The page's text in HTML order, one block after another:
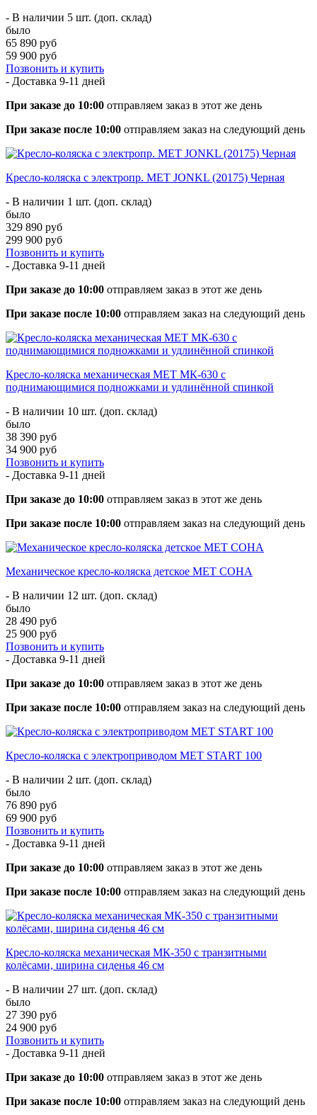
- В наличии 5 шт. (доп. склад)
было
65 890 руб
59 900 руб
Позвонить и купить
- Доставка 9-11 дней
При заказе до 10:00 отправляем заказ в этот же день
При заказе после 10:00 отправляем заказ на следующий день
Кресло-коляска с электропр. MET JONKL (20175) Черная
- В наличии 1 шт. (доп. склад)
было
329 890 руб
299 900 руб
Позвонить и купить
- Доставка 9-11 дней
При заказе до 10:00 отправляем заказ в этот же день
При заказе после 10:00 отправляем заказ на следующий день
Кресло-коляска механическая МЕТ МК-630 c
поднимающимися подножками и удлинённой спинкой
- В наличии 10 шт. (доп. склад)
было
38 390 руб
34 900 руб
Позвонить и купить
- Доставка 9-11 дней
При заказе до 10:00 отправляем заказ в этот же день
При заказе после 10:00 отправляем заказ на следующий день
Механическое кресло-коляска детское MET СОНА
- В наличии 12 шт. (доп. склад)
было
28 490 руб
25 900 руб
Позвонить и купить
- Доставка 9-11 дней
При заказе до 10:00 отправляем заказ в этот же день
При заказе после 10:00 отправляем заказ на следующий день
Кресло-коляска с электроприводом MET START 100
- В наличии 2 шт. (доп. склад)
было
76 890 руб
69 900 руб
Позвонить и купить
- Доставка 9-11 дней
При заказе до 10:00 отправляем заказ в этот же день
При заказе после 10:00 отправляем заказ на следующий день
Кресло-коляска механическая МК-350 с транзитными
колёсами, ширина сиденья 46 см
- В наличии 27 шт. (доп. склад)
было
27 390 руб
24 900 руб
Позвонить и купить
- Доставка 9-11 дней
При заказе до 10:00 отправляем заказ в этот же день
При заказе после 10:00 отправляем заказ на следующий день